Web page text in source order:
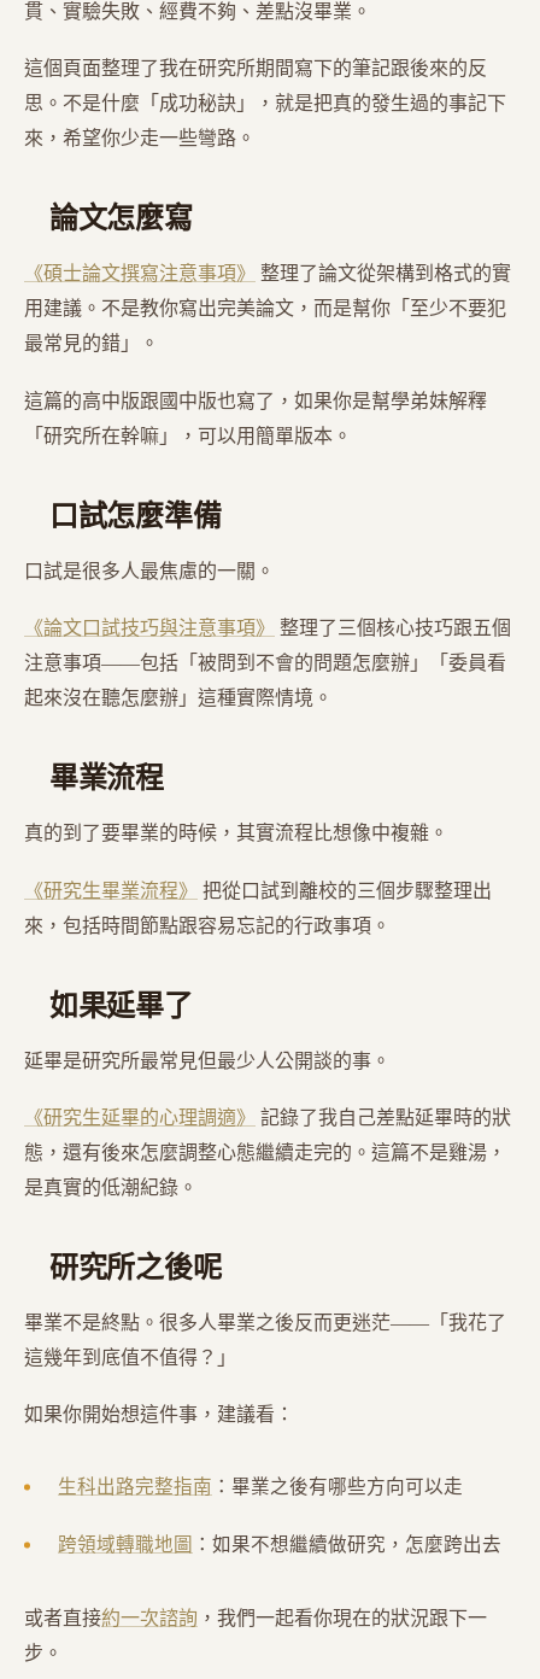
貫、實驗失敗、經費不夠、差點沒畢業。
這個頁面整理了我在研究所期間寫下的筆記跟後來的反
思。不是什麼「成功秘訣」，就是把真的發生過的事記下
來，希望你少走一些彎路。
論文怎麼寫
《碩士論文撰寫注意事項》
整理了論文從架構到格式的實
用建議。不是教你寫出完美論文，而是幫你「至少不要犯
最常見的錯」。
這篇的高中版跟國中版也寫了，如果你是幫學弟妹解釋
「研究所在幹嘛」，可以用簡單版本。
口試怎麼準備
口試是很多人最焦慮的一關。
《論文口試技巧與注意事項》
整理了三個核心技巧跟五個
注意事項——包括「被問到不會的問題怎麼辦」「委員看
起來沒在聽怎麼辦」這種實際情境。
畢業流程
真的到了要畢業的時候，其實流程比想像中複雜。
《研究生畢業流程》
把從口試到離校的三個步驟整理出
來，包括時間節點跟容易忘記的行政事項。
如果延畢了
延畢是研究所最常見但最少人公開談的事。
《研究生延畢的心理調適》
記錄了我自己差點延畢時的狀
態，還有後來怎麼調整心態繼續走完的。這篇不是雞湯，
是真實的低潮紀錄。
研究所之後呢
畢業不是終點。很多人畢業之後反而更迷茫——「我花了
這幾年到底值不值得？」
如果你開始想這件事，建議看：
生科出路完整指南 ：畢業之後有哪些方向可以走
跨領域轉職地圖 ：如果不想繼續做研究，怎麼跨出去
或者直接約一次諮詢 ，我們一起看你現在的狀況跟下一
步。